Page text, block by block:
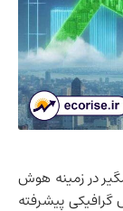
در زمینه هوش
گرافیکی پیشرفته